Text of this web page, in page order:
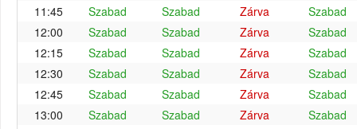
11:45
Szabad Szabad Zárva
Szabad
12:00
Szabad Szabad Zárva
Szabad
12:15
Szabad Szabad Zárva
Szabad
12:30
Szabad Szabad Zárva
Szabad
12:45
Szabad Szabad Zárva
Szabad
13:00
Szabad Szabad Zárva
Szabad